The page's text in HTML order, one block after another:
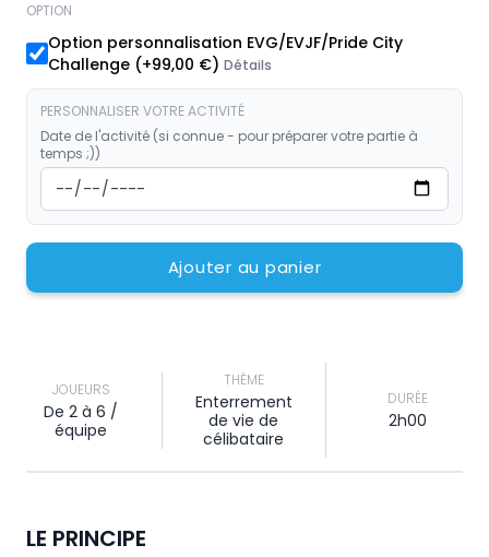
OPTION
Option personnalisation EVG/EVJF/Pride City
Challenge (+99,00 €) Détails
PERSONNALISER VOTRE ACTIVITÉ
Date de l'activité (si connue - pour préparer votre partie à
temps ;))
Ajouter au panier
JOUEURS
De 2 à 6 /
équipe
THÈME
Enterrement
de vie de
célibataire
DURÉE
2h00
LE PRINCIPE